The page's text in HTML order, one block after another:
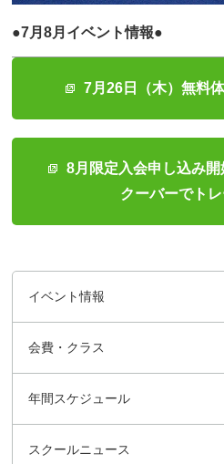
●7月8月イベント情報●
7月26日（木）無料
8月限定入会申し込み
クーバーでト
イベント情報
会費・クラス
年間スケジュール
スクールニュース